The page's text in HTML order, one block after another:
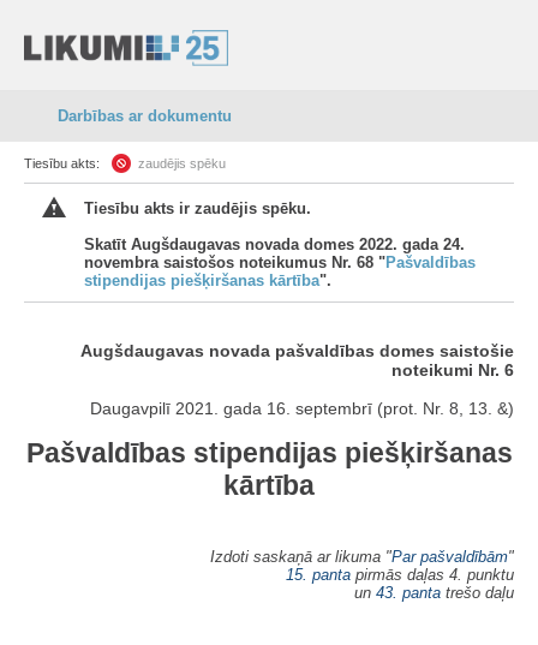
Darbības ar dokumentu
Tiesību akts: zaudējis spēku
Tiesību akts ir zaudējis spēku.
Skatīt Augšdaugavas novada domes 2022. gada 24.
novembra saistošos noteikumus Nr. 68 "Pašvaldības
stipendijas piešķiršanas kārtība".
Augšdaugavas novada pašvaldības domes saistošie
noteikumi Nr. 6
Daugavpilī 2021. gada 16. septembrī (prot. Nr. 8, 13. &)
Pašvaldības stipendijas piešķiršanas
kārtība
Izdoti saskaņā ar likuma "Par pašvaldībām"
15. panta pirmās daļas 4. punktu
un 43. panta trešo daļu